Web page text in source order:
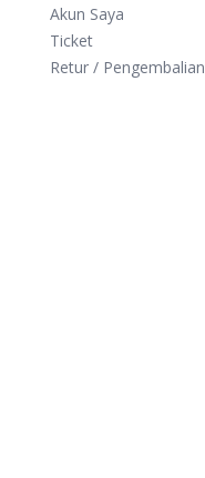
Akun Saya
Ticket
Retur / Pengembalian